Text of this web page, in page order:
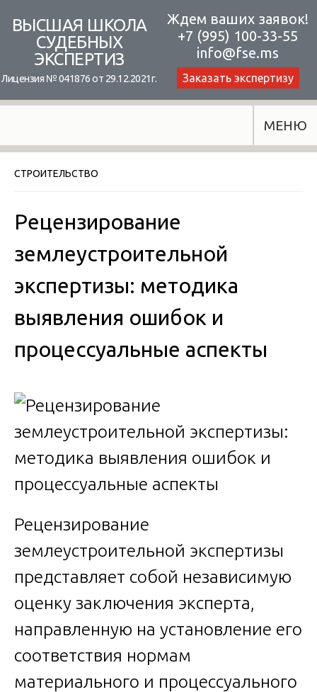
content
ВЫСШАЯ ШКОЛА
СУДЕБНЫХ
ЭКСПЕРТИЗ
Лицензия № 041876 от 29.12.2021г.
Ждем ваших заявок!
+7 (995) 100-33-55
info@fse.ms
Заказать экспертизу
МЕНЮ
СТРОИТЕЛЬСТВО
Рецензирование
землеустроительной
экспертизы: методика
выявления ошибок и
процессуальные аспекты
Рецензирование
землеустроительной экспертизы
представляет собой независимую
оценку заключения эксперта,
направленную на установление его
соответствия нормам
материального и процессуального